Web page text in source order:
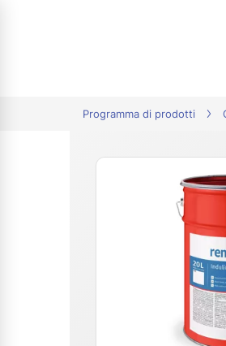
Programma di prodotti